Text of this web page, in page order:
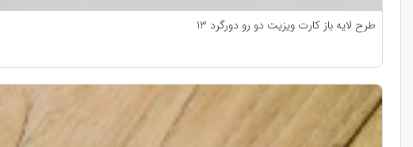
طرح لایه باز کارت ویزیت دو رو دورگرد 13